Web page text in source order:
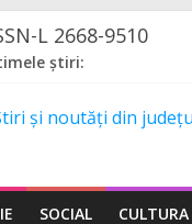
L 2668-9510
știri:
SOCIAL CULTURA